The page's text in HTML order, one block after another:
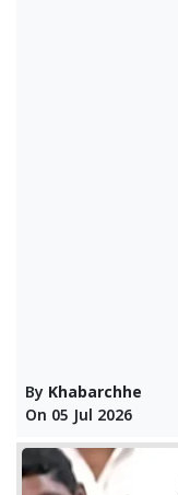
By Khabarchhe
On 05 Jul 2026